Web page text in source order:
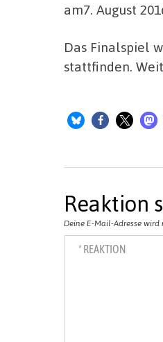
am7. August
Das Finalspiel
stattfinden.
Reaktion
Deine E-Mail-Adresse